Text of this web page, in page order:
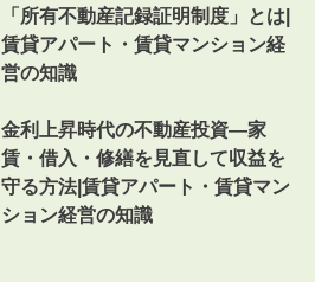
「所有不動産記録証明制度」とは|
賃貸アパート・賃貸マンション経
営の知識
金利上昇時代の不動産投資―家
賃・借入・修繕を見直して収益を
守る方法|賃貸アパート・賃貸マン
ション経営の知識